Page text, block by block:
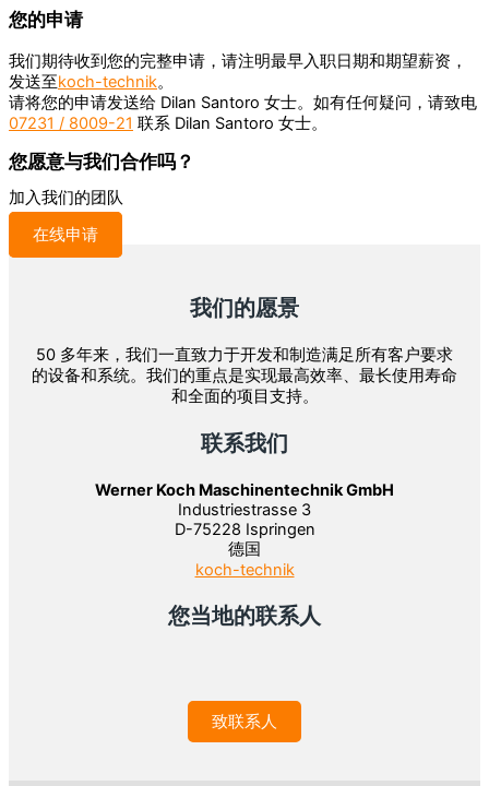
您的申请
我们期待收到您的完整申请，请注明最早入职日期和期望薪资，
发送至koch-technik。
请将您的申请发送给 Dilan Santoro 女士。如有任何疑问，请致电
07231 / 8009-21 联系 Dilan Santoro 女士。
您愿意与我们合作吗？
加入我们的团队
在线申请
我们的愿景
50 多年来，我们一直致力于开发和制造满足所有客户要求
的设备和系统。我们的重点是实现最高效率、最长使用寿命
和全面的项目支持。
联系我们
Werner Koch Maschinentechnik GmbH
Industriestrasse 3
D-75228 Ispringen
德国
koch-technik
您当地的联系人
致联系人